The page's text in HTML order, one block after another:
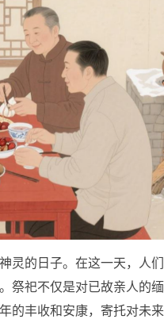
灵的日子。在这一天，人们
祭祀不仅是对已故亲人的缅
的丰收和安康，寄托对未来